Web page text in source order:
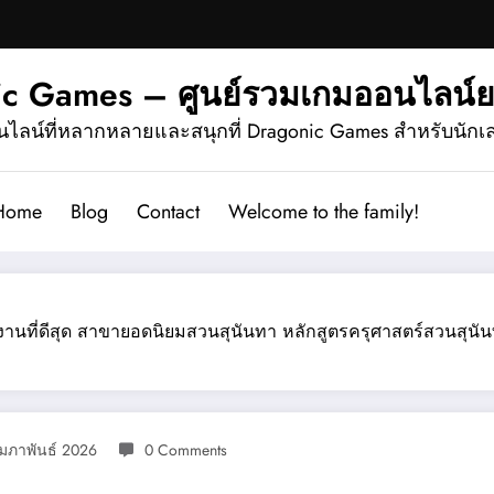
Games – ศูนย์รวมเกมออนไล
ลน์ที่หลากหลายและสนุกที่ Dragonic Games สำหรับนัก
Blog Contact Welcome to the family!
ที่ดีสุด สาขายอดนิยมสวนสุนันทา หลักสูตรครุศาสตร์สวนสุนัน
ภาพันธ์ 2026 0 Comments